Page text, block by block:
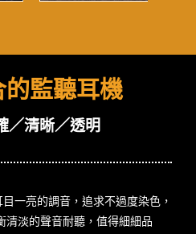
的監聽耳機
／清晰／透明
一亮的調音，追求不過度染色，
清淡的聲音耐聽，值得細細品